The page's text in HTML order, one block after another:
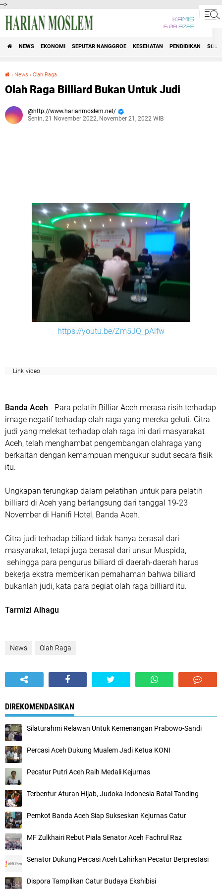
-->
KAMIS
6 08 2026
NEWS EKONOMI SEPUTAR NANGGROE KESEHATAN PENDIDIKAN
› News › Olah Raga
Olah Raga Billiard Bukan Untuk Judi
http://www.harianmoslem.net/
Senin, 21 November 2022, November 21, 2022 WIB
https://youtu.be/Zm5JQ_pAlfw
Link video
Banda Aceh - Para pelatih Billiar Aceh merasa risih terhadap
image negatif terhadap olah raga yang mereka geluti. Citra
judi yang melekat terhadap olah raga ini dari masyarakat
Aceh, telah menghambat pengembangan olahraga yang
berkaitan dengan kemampuan mengukur sudut secara fisik
itu.
Ungkapan terungkap dalam pelatihan untuk para pelatih
billiard di Aceh yang berlangsung dari tanggal 19-23
November di Hanifi Hotel, Banda Aceh.
Citra judi terhadap biliard tidak hanya berasal dari
masyarakat, tetapi juga berasal dari unsur Muspida,
sehingga para pengurus biliard di daerah-daerah harus
bekerja ekstra memberikan pemahaman bahwa biliard
bukanlah judi, kata para pegiat olah raga billiard itu.
Tarmizi Alhagu
News Olah Raga
DIREKOMENDASIKAN
Silaturahmi Relawan Untuk Kemenangan Prabowo-Sandi
Percasi Aceh Dukung Mualem Jadi Ketua KONI
Pecatur Putri Aceh Raih Medali Kejurnas
Terbentur Aturan Hijab, Judoka Indonesia Batal Tanding
Pemkot Banda Aceh Siap Sukseskan Kejurnas Catur
MF Zulkhairi Rebut Piala Senator Aceh Fachrul Raz
Senator Dukung Percasi Aceh Lahirkan Pecatur Berprestasi
Dispora Tampilkan Catur Budaya Ekshibisi